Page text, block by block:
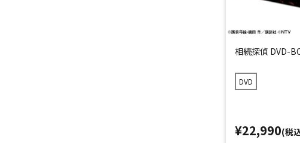
相続探偵 DVD-
DVD
¥22,990(税